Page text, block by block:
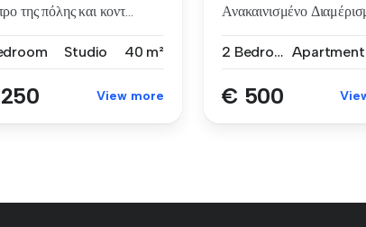
της πόλης και κοντ...
Studio 40 m²
View more
Ανακαινισμένο
2 Bedrooms Apartment
€ 500